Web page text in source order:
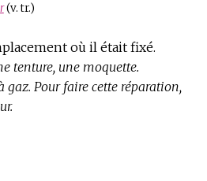
(v. tr.)
où il était fixé.
tenture, une moquette.
gaz. Pour faire cette réparation,